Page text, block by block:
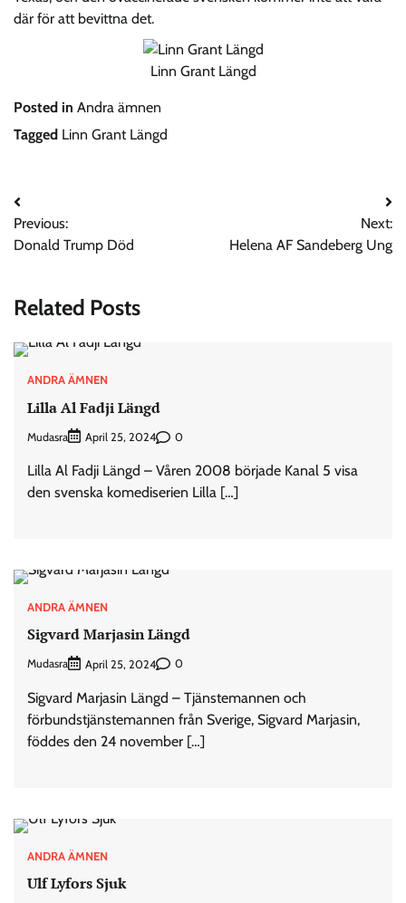
där för att bevittna det.
Linn Grant Längd
Posted in Andra ämnen
Tagged Linn Grant Längd
Post
navigation
Previous:
Donald Trump Död
Next:
Helena AF Sandeberg Ung
Related Posts
ANDRA ÄMNEN
Lilla Al Fadji Längd
Mudasra April 25, 2024 0
Lilla Al Fadji Längd – Våren 2008 började Kanal 5 visa
den svenska komediserien Lilla […]
ANDRA ÄMNEN
Sigvard Marjasin Längd
Mudasra April 25, 2024 0
Sigvard Marjasin Längd – Tjänstemannen och
förbundstjänstemannen från Sverige, Sigvard Marjasin,
föddes den 24 november […]
ANDRA ÄMNEN
Ulf Lyfors Sjuk